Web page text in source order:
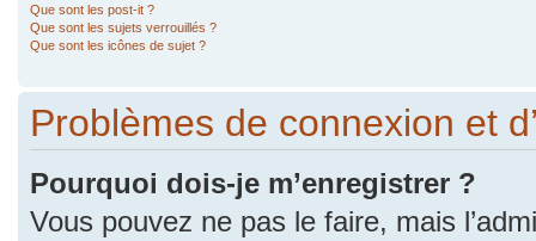
Que sont les post-it ?
Que sont les sujets verrouillés ?
Que sont les icônes de sujet ?
Problèmes de connexion et
Pourquoi dois-je m’enregistrer ?
Vous pouvez ne pas le faire, mais